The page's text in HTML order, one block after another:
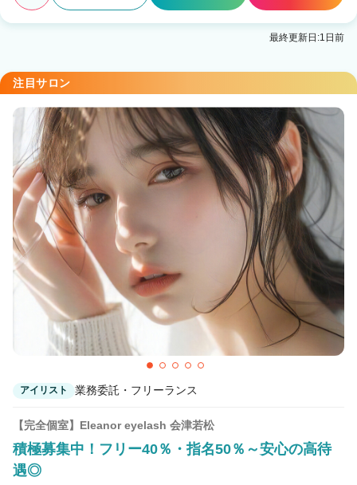
最終更新日:1日前
注目サロン
アイリスト 業務委託・フリーランス
【完全個室】Eleanor eyelash 会津若松
積極募集中！フリー40％・指名50％～安心の高待
遇◎